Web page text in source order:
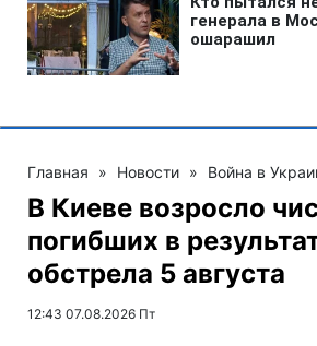
Главная » Новости » Война в
В Киеве возросло
погибших в
обстрела 5 августа
12:43 07.08.2026 Пт